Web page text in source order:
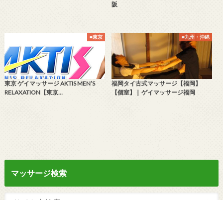
阪
■東京
東京 ゲイマッサージ AKTIS MEN’S
RELAXATION【東京…
■九州・沖縄
福岡タイ古式マッサージ【福岡】
【個室】❘ ゲイマッサージ福岡
マッサージ検索